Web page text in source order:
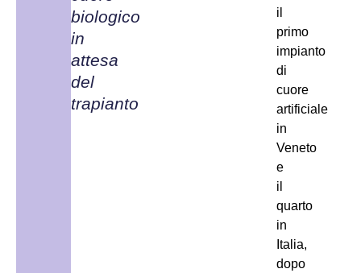
biologico
in
attesa
del
trapianto
il
primo
impianto
di
cuore
artificiale
in
Veneto
e
il
quarto
in
Italia,
dopo